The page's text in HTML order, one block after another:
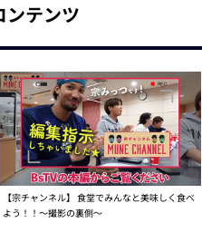
ンテンツ
【宗チャンネル】 食堂でみんなと美味しく食べ
よう！！～撮影の裏側～